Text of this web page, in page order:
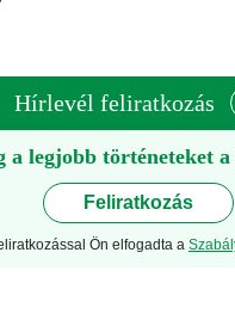
Hírlevél feliratkozás
a legjobb történeteket
Feliratkozás
Ön elfogadta a